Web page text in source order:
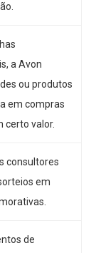
a Avon
ou produtos
em compras
certo valor.
consultores
em
de